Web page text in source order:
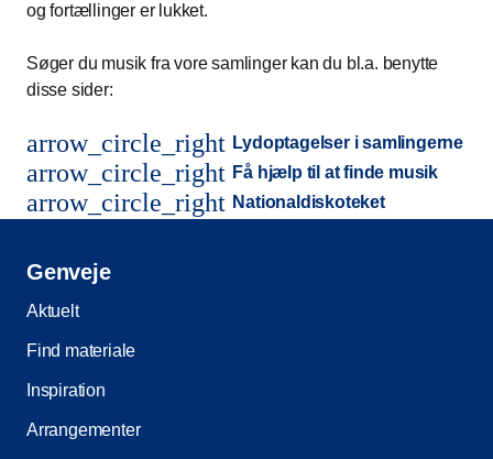
og fortællinger er lukket.
Søger du musik fra vore samlinger kan du bl.a. benytte
disse sider:
arrow_circle_right Lydoptagelser i samlingerne
arrow_circle_right Få hjælp til at finde musik
arrow_circle_right Nationaldiskoteket
Genveje
Aktuelt
Find materiale
Inspiration
Arrangementer